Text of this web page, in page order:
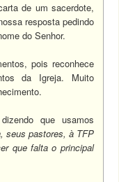
de um sacerdote,
resposta pedindo
do Senhor.
pois reconhece
da Igreja. Muito
que usamos
seus pastores, à TFP
que falta o principal